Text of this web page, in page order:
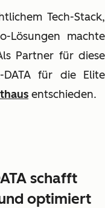
Tech-Stack,
Lösungen machte
Partner für diese
DATA für die Elite
entschieden.
schafft
optimiert